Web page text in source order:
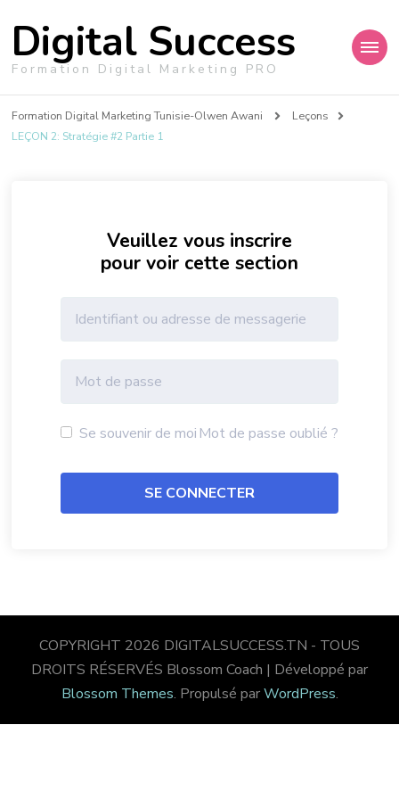
Digital Success
Formation Digital Marketing PRO
Formation Digital Marketing Tunisie-Olwen Awani
Leçons
LEÇON 2: Stratégie #2 Partie 1
Veuillez vous inscrire
pour voir cette section
Se souvenir de moi Mot de passe oublié ?
COPYRIGHT 2026 DIGITALSUCCESS.TN - TOUS
DROITS RÉSERVÉS Blossom Coach | Développé par
Blossom Themes. Propulsé parWordPress.